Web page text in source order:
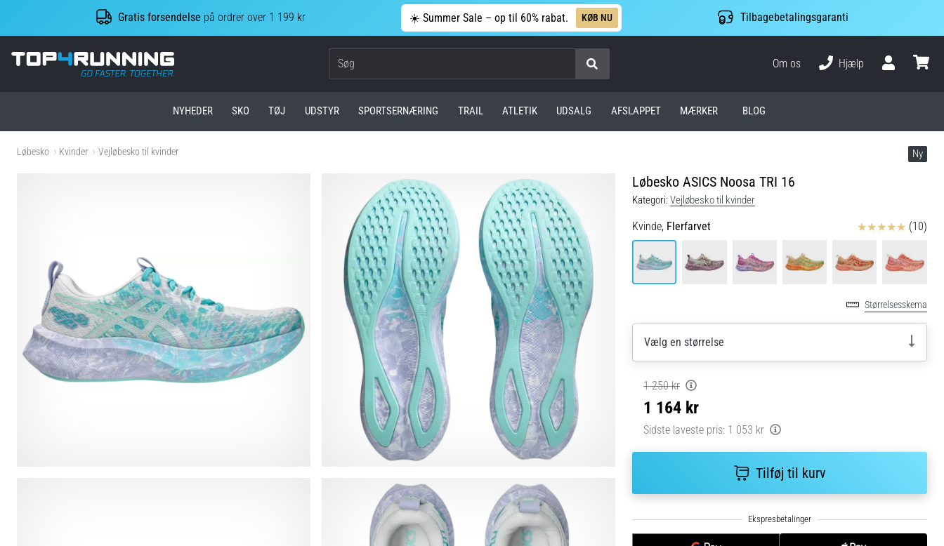
Gratis forsendelse på ordrer over 1 199 kr ☀️ Summer Sale – op til 60% rabat. KØB NU Tilbagebetalingsgaranti
Top4Running.dk
Om os
Hjælp
NYHEDER SKO TØJ UDSTYR SPORTSERNÆRING TRAIL ATLETIK UDSALG AFSLAPPET MÆRKER BLOG
Løbesko Kvinder Vejløbesko til kvinder Ny
Løbesko ASICS Noosa TRI 16
Kategori:Vejløbesko til kvinder
Kvinde, Flerfarvet Anmeldelser (10)
Størrelsesskema
Vælg en størrelse
1 250 kr
1 164 kr
Sidste laveste pris: 1 053 kr
Tilføj til kurv